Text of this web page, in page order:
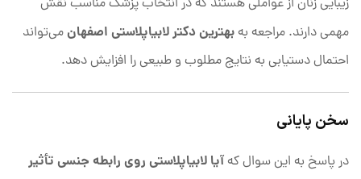
مهمی دارند. مراجعه به بهترین دکتر لابیاپلاستی اصفهانمی‌تواند
احتمال دستیابی به نتایج مطلوب و طبیعی را افزایش دهد.
سخن پایانی
در پاسخ به این سوال که آیا لابیاپلاستی روی رابطه جنسی تأثیر